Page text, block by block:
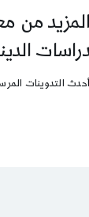
من
التدوينات